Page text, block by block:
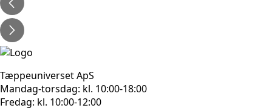
Tæppeuniverset ApS
Mandag-torsdag: kl. 10:00-18:00
Fredag: kl. 10:00-12:00